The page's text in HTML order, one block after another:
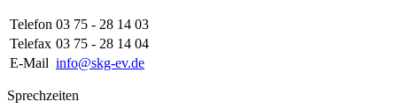
Telefon 03 75 - 28 14 03
Telefax 03 75 - 28 14 04
E-Mail info@skg-ev.de
Sprechzeiten